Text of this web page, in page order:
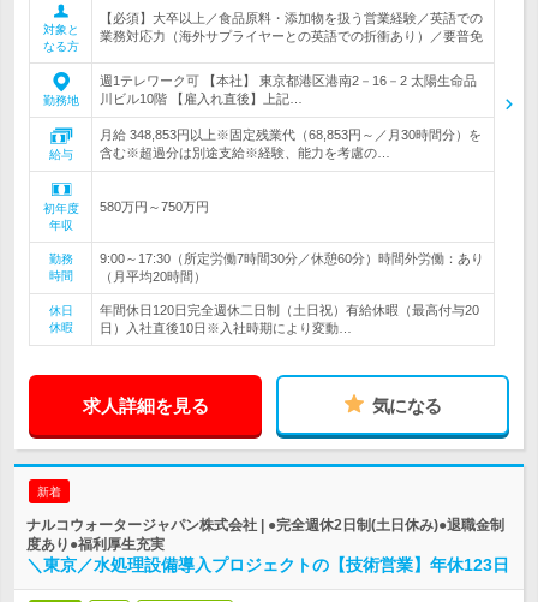
対象と
なる方
【必須】大卒以上／食品原料・添加物を扱う営業経験／英語での
業務対応力（海外サプライヤーとの英語での折衝あり）／要普免
勤務地
週1テレワーク可 【本社】 東京都港区港南2－16－2 太陽生命品
川ビル10階 【雇入れ直後】上記…
給与
月給 348,853円以上※固定残業代（68,853円～／月30時間分）を
含む※超過分は別途支給※経験、能力を考慮の…
初年度
年収
580万円～750万円
勤務
時間
9:00～17:30（所定労働7時間30分／休憩60分）時間外労働：あり
（月平均20時間）
休日
休暇
年間休日120日完全週休二日制（土日祝）有給休暇（最高付与20
日）入社直後10日※入社時期により変動…
求人詳細を見る 気になる
新着
ナルコウォータージャパン株式会社 | ●完全週休2日制(土日休み)●退職金制
度あり●福利厚生充実
＼東京／水処理設備導入プロジェクトの【技術営業】年休123日